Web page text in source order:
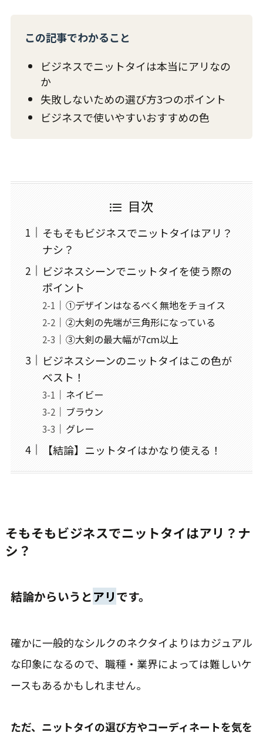
この記事でわかること
ビジネスでニットタイは本当にアリなの
か
失敗しないための選び方3つのポイント
ビジネスで使いやすいおすすめの色
目次
そもそもビジネスでニットタイはアリ？
ナシ？
ビジネスシーンでニットタイを使う際の
ポイント
①デザインはなるべく無地をチョイス
②大剣の先端が三角形になっている
③大剣の最大幅が7cm以上
ビジネスシーンのニットタイはこの色が
ベスト！
ネイビー
ブラウン
グレー
【結論】ニットタイはかなり使える！
そもそもビジネスでニットタイはアリ？ナ
シ？
結論からいうとアリです。
確かに一般的なシルクのネクタイよりはカジュアル
な印象になるので、職種・業界によっては難しいケ
ースもあるかもしれません。
ただ、ニットタイの選び方やコーディネートを気を